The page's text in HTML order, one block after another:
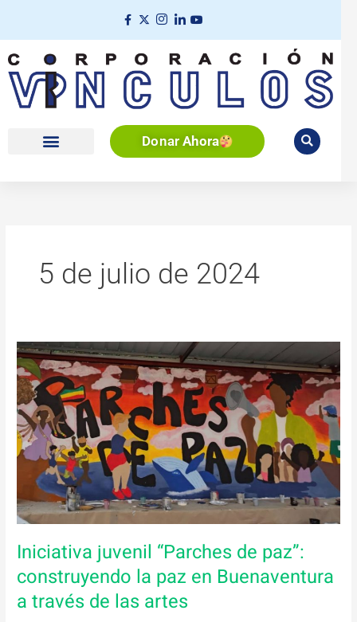
contenido
Donar Ahora
5 de julio de 2024
Iniciativa juvenil “Parches de paz”:
construyendo la paz en Buenaventura
a través de las artes
Iniciativa
juvenil
“Parches
de
paz”:
construyendo
la
Buenaventura
a
través
de
las
artes